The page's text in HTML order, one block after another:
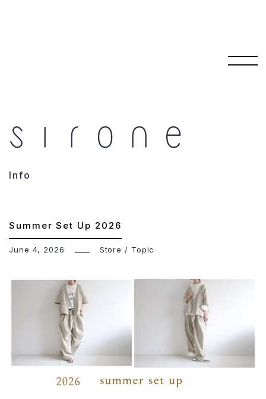
Info
Summer Set Up 2026
June 4, 2026 Store / Topic